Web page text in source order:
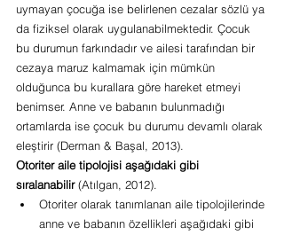
uymayan çocuğa ise belirlenen cezalar sözlü ya
da fiziksel olarak uygulanabilmektedir. Çocuk
bu durumun farkındadır ve ailesi tarafından bir
cezaya maruz kalmamak için mümkün
olduğunca bu kurallara göre hareket etmeyi
benimser. Anne ve babanın bulunmadığı
ortamlarda ise çocuk bu durumu devamlı olarak
eleştirir (Derman & Başal, 2013).
Otoriter aile tipolojisi aşağıdaki gibi
sıralanabilir (Atılgan, 2012).
Otoriter olarak tanımlanan aile tipolojilerinde
anne ve babanın özellikleri aşağıdaki gibi